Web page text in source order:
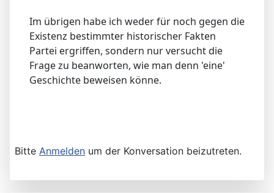
Im übrigen habe ich weder für noch gegen die
Existenz bestimmter historischer Fakten
Partei ergriffen, sondern nur versucht die
Frage zu beanworten, wie man denn 'eine'
Geschichte beweisen könne.
Bitte Anmelden um der Konversation beizutreten.